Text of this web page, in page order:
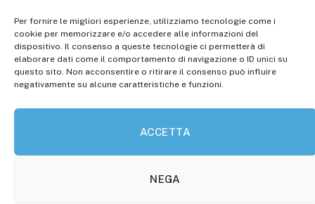
Per fornire le migliori esperienze, utilizziamo tecnologie come i
cookie per memorizzare e/o accedere alle informazioni del
dispositivo. Il consenso a queste tecnologie ci permetterà di
elaborare dati come il comportamento di navigazione o ID unici su
questo sito. Non acconsentire o ritirare il consenso può influire
negativamente su alcune caratteristiche e funzioni.
ACCETTA
NEGA
Registr. presso il Tribunale di Campobasso: 3/2013 del
14.11.2013, Cron. 1254
Roc: iscrizione n° 25549 (Prot. 1138/com/15 del
30.04.2015)
P.Iva: 01707150700